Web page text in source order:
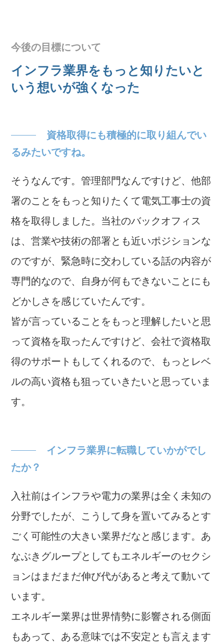
今後の目標について
インフラ業界をもっと知りたいと
いう想いが強くなった
資格取得にも積極的に取り組んでい
るみたいですね。
そうなんです。管理部門なんですけど、他部
署のことをもっと知りたくて電気工事士の資
格を取得しました。当社のバックオフィス
は、営業や技術の部署とも近いポジションな
のですが、緊急時に交わしている話の内容が
専門的なので、自身が何もできないことにも
どかしさを感じていたんです。
皆が言っていることをもっと理解したいと思
って資格を取ったんですけど、会社で資格取
得のサポートもしてくれるので、もっとレベ
ルの高い資格も狙っていきたいと思っていま
す。
インフラ業界に転職していかがでし
たか？
入社前はインフラや電力の業界は全く未知の
分野でしたが、こうして身を置いてみるとす
ごく可能性の大きい業界だなと感じます。あ
なぶきグループとしてもエネルギーのセクシ
ョンはまだまだ伸び代があると考えて動いて
います。
エネルギー業界は世界情勢に影響される側面
もあって、ある意味では不安定とも言えます